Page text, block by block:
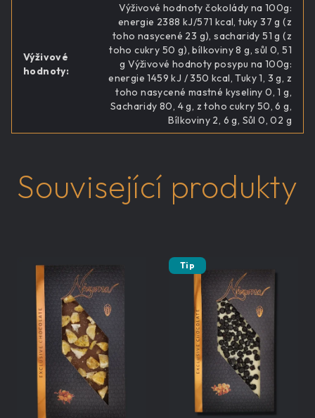
Výživové
hodnoty:
Výživové hodnoty čokolády na 100g:
energie 2388 kJ/571 kcal, tuky 37 g (z
toho nasycené 23 g), sacharidy 51 g (z
toho cukry 50 g), bílkoviny 8 g, sůl 0, 51
g Výživové hodnoty posypu na 100g:
energie 1459 kJ / 350 kcal, Tuky 1, 3 g, z
toho nasycené mastné kyseliny 0, 1 g,
Sacharidy 80, 4 g, z toho cukry 50, 6 g,
Bílkoviny 2, 6 g, Sůl 0, 02 g
Související produkty
Tip